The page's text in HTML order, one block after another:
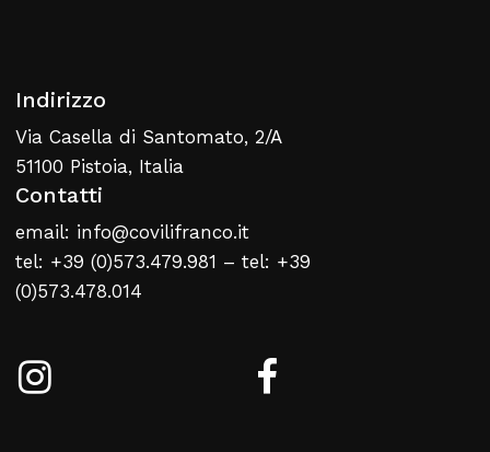
Indirizzo
Via Casella di Santomato, 2/A
51100 Pistoia, Italia
Contatti
email: info@covilifranco.it
tel: +39 (0)573.479.981 – tel: +39
(0)573.478.014